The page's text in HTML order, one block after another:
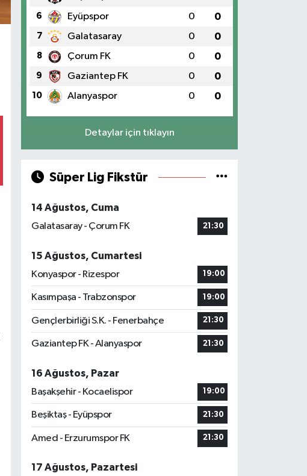
6 Eyüpspor 0 0
7 Galatasaray 0 0
8 Çorum FK 0 0
9 Gaziantep FK 0 0
10 Alanyaspor 0 0
Detaylar için tıklayın
Süper Lig Fikstür
14 Ağustos, Cuma
Galatasaray - Çorum FK
21:30
15 Ağustos, Cumartesi
Konyaspor - Rizespor
19:00
Kasımpaşa - Trabzonspor 19:00
Gençlerbirliği S.K. - Fenerbahçe 21:30
Gaziantep FK - Alanyaspor 21:30
16 Ağustos, Pazar
Başakşehir - Kocaelispor
19:00
Beşiktaş - Eyüpspor 21:30
Amed - Erzurumspor FK 21:30
17 Ağustos, Pazartesi